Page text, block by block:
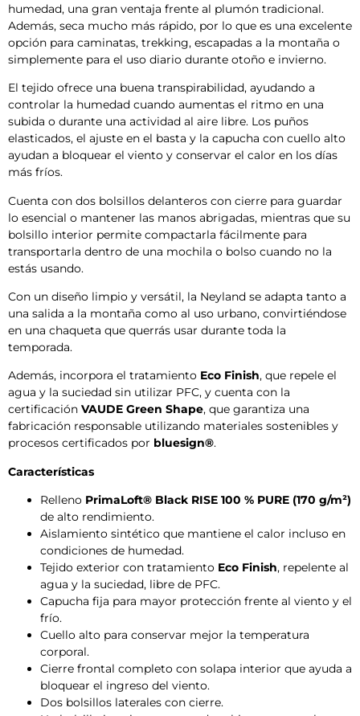
humedad, una gran ventaja frente al plumón tradicional.
Además, seca mucho más rápido, por lo que es una excelente
opción para caminatas, trekking, escapadas a la montaña o
simplemente para el uso diario durante otoño e invierno.
El tejido ofrece una buena transpirabilidad, ayudando a
controlar la humedad cuando aumentas el ritmo en una
subida o durante una actividad al aire libre. Los puños
elasticados, el ajuste en el basta y la capucha con cuello alto
ayudan a bloquear el viento y conservar el calor en los días
más fríos.
Cuenta con dos bolsillos delanteros con cierre para guardar
lo esencial o mantener las manos abrigadas, mientras que su
bolsillo interior permite compactarla fácilmente para
transportarla dentro de una mochila o bolso cuando no la
estás usando.
Con un diseño limpio y versátil, la Neyland se adapta tanto a
una salida a la montaña como al uso urbano, convirtiéndose
en una chaqueta que querrás usar durante toda la
temporada.
Además, incorpora el tratamiento Eco Finish, que repele el
agua y la suciedad sin utilizar PFC, y cuenta con la
certificación VAUDE Green Shape, que garantiza una
fabricación responsable utilizando materiales sostenibles y
procesos certificados por bluesign®.
Características
Relleno PrimaLoft® Black RISE 100 % PURE (170 g/m²)
de alto rendimiento.
Aislamiento sintético que mantiene el calor incluso en
condiciones de humedad.
Tejido exterior con tratamiento Eco Finish, repelente al
agua y la suciedad, libre de PFC.
Capucha fija para mayor protección frente al viento y el
frío.
Cuello alto para conservar mejor la temperatura
corporal.
Cierre frontal completo con solapa interior que ayuda a
bloquear el ingreso del viento.
Dos bolsillos laterales con cierre.